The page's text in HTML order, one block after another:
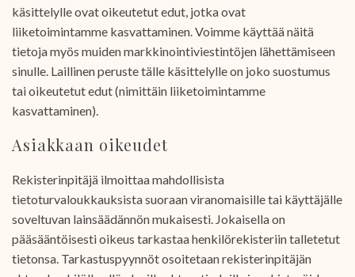
käsittelylle ovat oikeutetut edut, jotka ovat
liiketoimintamme kasvattaminen. Voimme käyttää näitä
tietoja myös muiden markkinointiviestintöjen lähettämiseen
sinulle. Laillinen peruste tälle käsittelylle on joko suostumus
tai oikeutetut edut (nimittäin liiketoimintamme
kasvattaminen).
Asiakkaan oikeudet
Rekisterinpitäjä ilmoittaa mahdollisista
tietoturvaloukkauksista suoraan viranomaisille tai käyttäjälle
soveltuvan lainsäädännön mukaisesti. Jokaisella on
pääsääntöisesti oikeus tarkastaa henkilörekisteriin talletetut
tietonsa. Tarkastuspyynnöt osoitetaan rekisterinpitäjän